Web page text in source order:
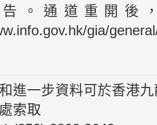
。通道重開後
gia/
進一步資料可於香港
索取